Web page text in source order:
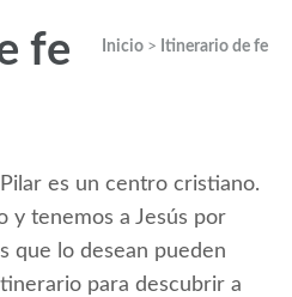
fe Inicio > Itinerario de fe
es un centro cristiano.
y tenemos a Jesús por
que lo desean pueden
para descubrir a